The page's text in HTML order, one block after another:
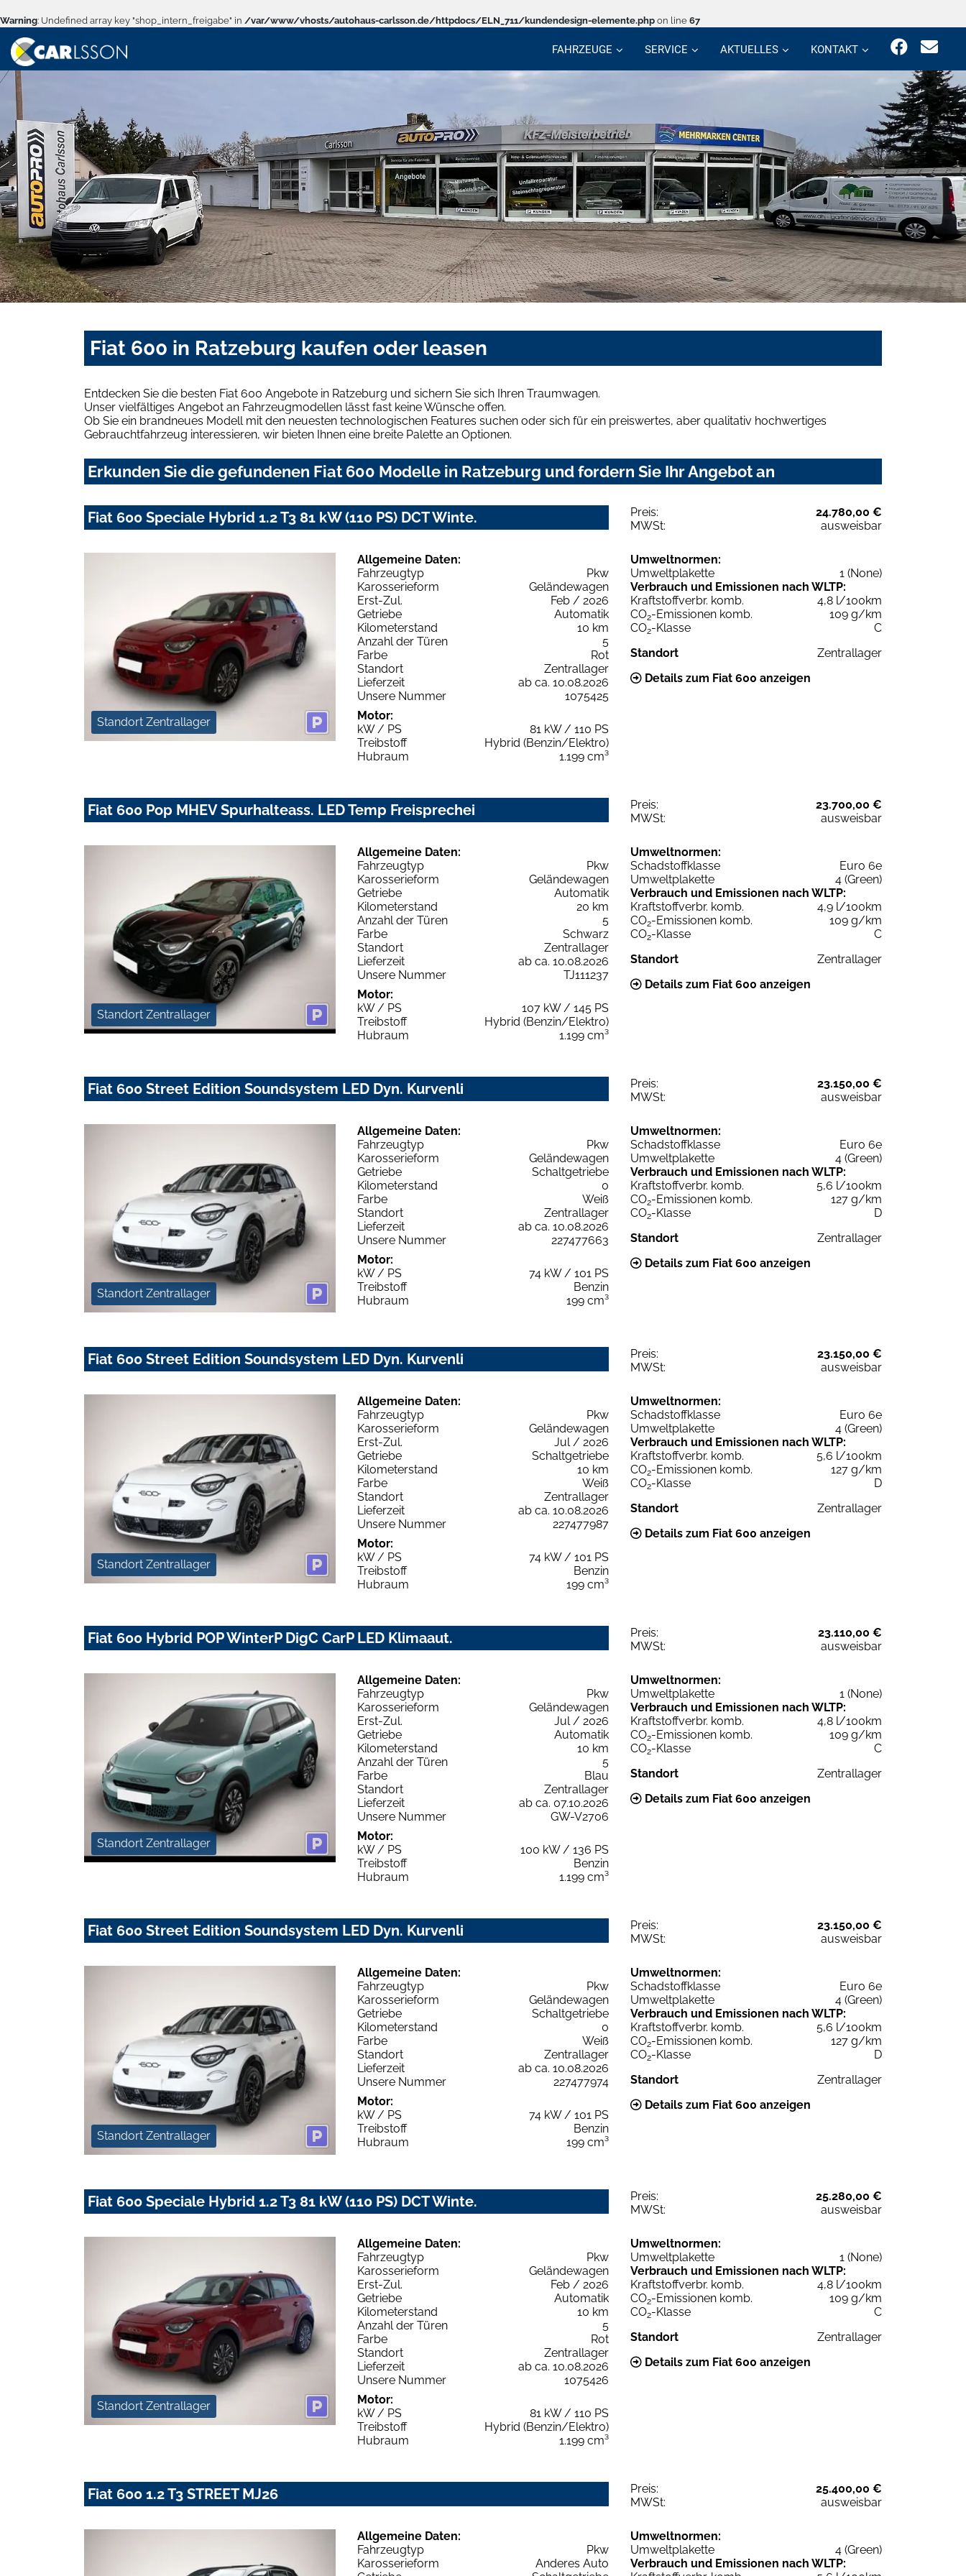
Warning: Undefined array key "shop_intern_freigabe" in /var/www/vhosts/autohaus-carlsson.de/httpdocs/ELN_711/kundendesign-elemente.php on line 67
FAHRZEUGE SERVICE AKTUELLES KONTAKT
Fiat 600 in Ratzeburg kaufen oder leasen
Entdecken Sie die besten Fiat 600 Angebote in Ratzeburg und sichern Sie sich Ihren Traumwagen.
Unser vielfältiges Angebot an Fahrzeugmodellen lässt fast keine Wünsche offen.
Ob Sie ein brandneues Modell mit den neuesten technologischen Features suchen oder sich für ein preiswertes, aber qualitativ hochwertiges
Gebrauchtfahrzeug interessieren, wir bieten Ihnen eine breite Palette an Optionen.
Erkunden Sie die gefundenen Fiat 600 Modelle in Ratzeburg und fordern Sie Ihr Angebot an
Fiat 600 Speciale Hybrid 1.2 T3 81 kW (110 PS) DCT Winte. Preis:
24.780,00 €
MWSt:
ausweisbar
Standort Zentrallager
Allgemeine Daten:
Fahrzeugtyp
Pkw
Karosserieform
Geländewagen
Erst-Zul.
Feb / 2026
Getriebe
Automatik
Kilometerstand
10 km
Anzahl der Türen
5
Farbe
Rot
Standort
Zentrallager
Lieferzeit
ab ca. 10.08.2026
Unsere Nummer
1075425
Motor:
kW / PS
81 kW / 110 PS
Treibstoff
Hybrid (Benzin/Elektro)
Hubraum
1.199 cm³
Umweltnormen:
Umweltplakette
1 (None)
Verbrauch und Emissionen nach WLTP:
Kraftstoffverbr. komb.
4,8 l/100km
CO2-Emissionen komb.
109 g/km
CO2-Klasse
C
Standort
Zentrallager
Details zum Fiat 600 anzeigen
Fiat 600 Pop MHEV Spurhalteass. LED Temp Freisprechei Preis:
23.700,00 €
MWSt:
ausweisbar
Standort Zentrallager
Allgemeine Daten:
Fahrzeugtyp
Pkw
Karosserieform
Geländewagen
Getriebe
Automatik
Kilometerstand
20 km
Anzahl der Türen
5
Farbe
Schwarz
Standort
Zentrallager
Lieferzeit
ab ca. 10.08.2026
Unsere Nummer
TJ111237
Motor:
kW / PS
107 kW / 145 PS
Treibstoff
Hybrid (Benzin/Elektro)
Hubraum
1.199 cm³
Umweltnormen:
Schadstoffklasse
Euro 6e
Umweltplakette
4 (Green)
Verbrauch und Emissionen nach WLTP:
Kraftstoffverbr. komb.
4,9 l/100km
CO2-Emissionen komb.
109 g/km
CO2-Klasse
C
Standort
Zentrallager
Details zum Fiat 600 anzeigen
Fiat 600 Street Edition Soundsystem LED Dyn. Kurvenli Preis:
23.150,00 €
MWSt:
ausweisbar
Standort Zentrallager
Allgemeine Daten:
Fahrzeugtyp
Pkw
Karosserieform
Geländewagen
Getriebe
Schaltgetriebe
Kilometerstand
0
Farbe
Weiß
Standort
Zentrallager
Lieferzeit
ab ca. 10.08.2026
Unsere Nummer
227477663
Motor:
kW / PS
74 kW / 101 PS
Treibstoff
Benzin
Hubraum
199 cm³
Umweltnormen:
Schadstoffklasse
Euro 6e
Umweltplakette
4 (Green)
Verbrauch und Emissionen nach WLTP:
Kraftstoffverbr. komb.
5,6 l/100km
CO2-Emissionen komb.
127 g/km
CO2-Klasse
D
Standort
Zentrallager
Details zum Fiat 600 anzeigen
Fiat 600 Street Edition Soundsystem LED Dyn. Kurvenli Preis:
23.150,00 €
MWSt:
ausweisbar
Standort Zentrallager
Allgemeine Daten:
Fahrzeugtyp
Pkw
Karosserieform
Geländewagen
Erst-Zul.
Jul / 2026
Getriebe
Schaltgetriebe
Kilometerstand
10 km
Farbe
Weiß
Standort
Zentrallager
Lieferzeit
ab ca. 10.08.2026
Unsere Nummer
227477987
Motor:
kW / PS
74 kW / 101 PS
Treibstoff
Benzin
Hubraum
199 cm³
Umweltnormen:
Schadstoffklasse
Euro 6e
Umweltplakette
4 (Green)
Verbrauch und Emissionen nach WLTP:
Kraftstoffverbr. komb.
5,6 l/100km
CO2-Emissionen komb.
127 g/km
CO2-Klasse
D
Standort
Zentrallager
Details zum Fiat 600 anzeigen
Fiat 600 Hybrid POP WinterP DigC CarP LED Klimaaut. Preis:
23.110,00 €
MWSt:
ausweisbar
Standort Zentrallager
Allgemeine Daten:
Fahrzeugtyp
Pkw
Karosserieform
Geländewagen
Erst-Zul.
Jul / 2026
Getriebe
Automatik
Kilometerstand
10 km
Anzahl der Türen
5
Farbe
Blau
Standort
Zentrallager
Lieferzeit
ab ca. 07.10.2026
Unsere Nummer
GW-V2706
Motor:
kW / PS
100 kW / 136 PS
Treibstoff
Benzin
Hubraum
1.199 cm³
Umweltnormen:
Umweltplakette
1 (None)
Verbrauch und Emissionen nach WLTP:
Kraftstoffverbr. komb.
4,8 l/100km
CO2-Emissionen komb.
109 g/km
CO2-Klasse
C
Standort
Zentrallager
Details zum Fiat 600 anzeigen
Fiat 600 Street Edition Soundsystem LED Dyn. Kurvenli Preis:
23.150,00 €
MWSt:
ausweisbar
Standort Zentrallager
Allgemeine Daten:
Fahrzeugtyp
Pkw
Karosserieform
Geländewagen
Getriebe
Schaltgetriebe
Kilometerstand
0
Farbe
Weiß
Standort
Zentrallager
Lieferzeit
ab ca. 10.08.2026
Unsere Nummer
227477974
Motor:
kW / PS
74 kW / 101 PS
Treibstoff
Benzin
Hubraum
199 cm³
Umweltnormen:
Schadstoffklasse
Euro 6e
Umweltplakette
4 (Green)
Verbrauch und Emissionen nach WLTP:
Kraftstoffverbr. komb.
5,6 l/100km
CO2-Emissionen komb.
127 g/km
CO2-Klasse
D
Standort
Zentrallager
Details zum Fiat 600 anzeigen
Fiat 600 Speciale Hybrid 1.2 T3 81 kW (110 PS) DCT Winte. Preis:
25.280,00 €
MWSt:
ausweisbar
Standort Zentrallager
Allgemeine Daten:
Fahrzeugtyp
Pkw
Karosserieform
Geländewagen
Erst-Zul.
Feb / 2026
Getriebe
Automatik
Kilometerstand
10 km
Anzahl der Türen
5
Farbe
Rot
Standort
Zentrallager
Lieferzeit
ab ca. 10.08.2026
Unsere Nummer
1075426
Motor:
kW / PS
81 kW / 110 PS
Treibstoff
Hybrid (Benzin/Elektro)
Hubraum
1.199 cm³
Umweltnormen:
Umweltplakette
1 (None)
Verbrauch und Emissionen nach WLTP:
Kraftstoffverbr. komb.
4,8 l/100km
CO2-Emissionen komb.
109 g/km
CO2-Klasse
C
Standort
Zentrallager
Details zum Fiat 600 anzeigen
Fiat 600 1.2 T3 STREET MJ26 Preis:
25.400,00 €
MWSt:
ausweisbar
Allgemeine Daten:
Fahrzeugtyp
Pkw
Karosserieform
Anderes Auto
Umweltnormen:
Umweltplakette
4 (Green)
Verbrauch und Emissionen nach WLTP: